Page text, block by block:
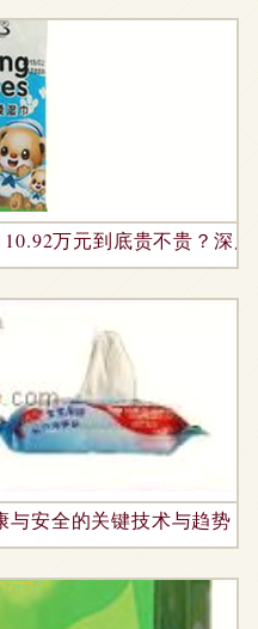
万元到底贵不贵？深
与安全的关键技术与趋势